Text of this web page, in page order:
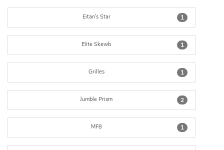
1
Eitan's Star
1
Elite Skewb
1
Grilles
2
Jumble Prism
1
MF8